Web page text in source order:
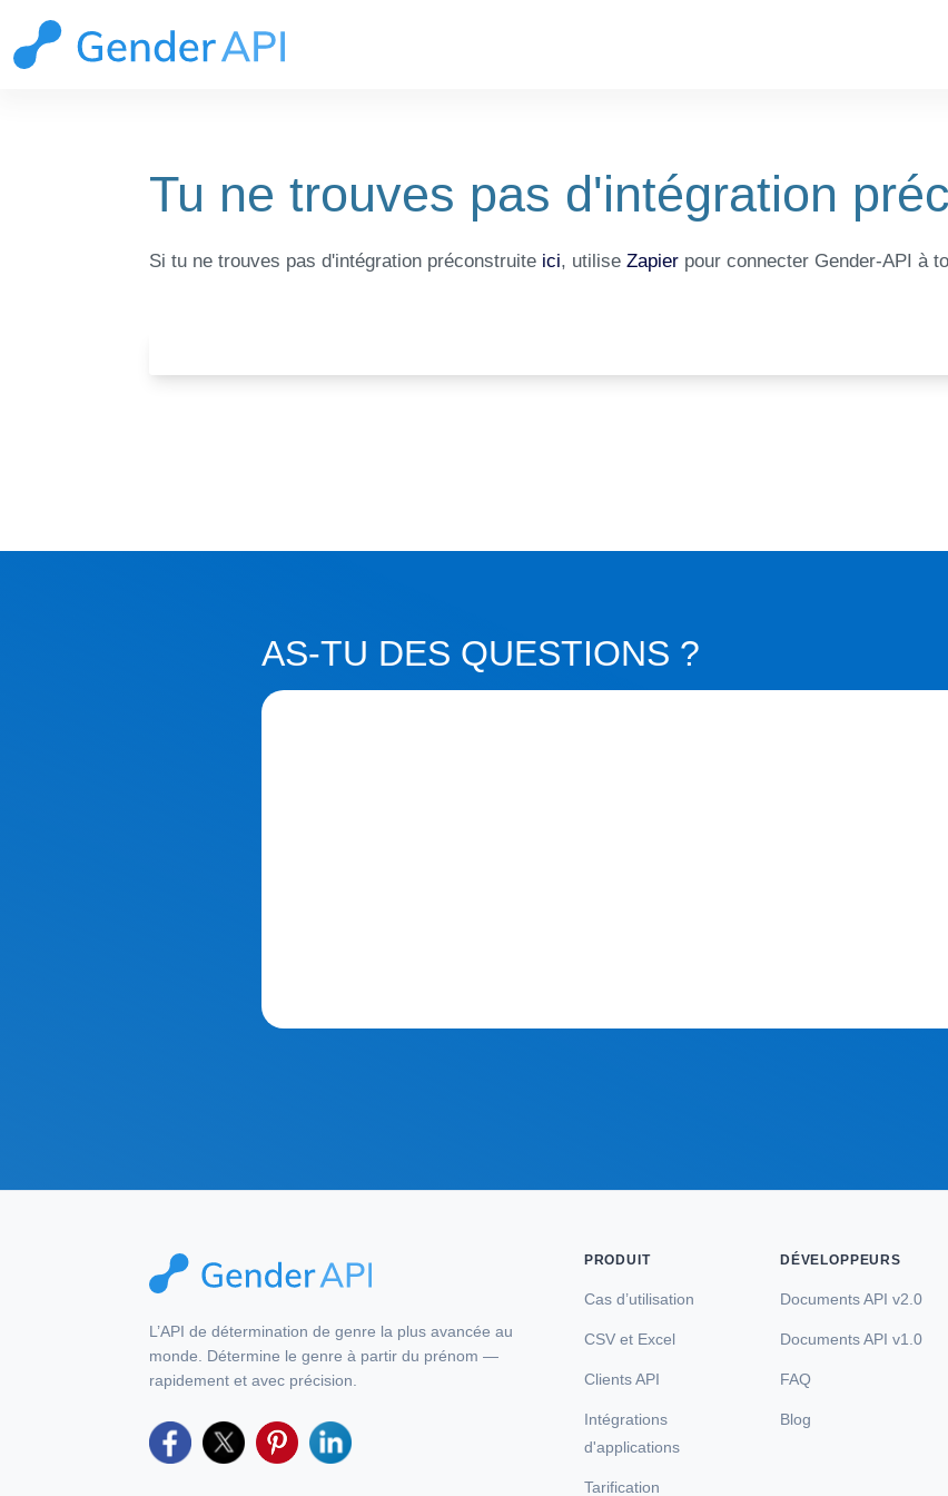
Tu ne trouves pas d'intégration
Si tu ne trouves pas d'intégration préconstruite ici, utiliseZapier pour connecter Gender-API à
AS-TU DES QUESTIONS ?
L’API de détermination de genre la plus avancée au
monde. Détermine le genre à partir du prénom —
rapidement et avec précision.
PRODUIT
Cas d’utilisation
CSV et Excel
Clients API
Intégrations
d'applications
Tarification
DÉVELOPPEURS
Documents API v2.0
Documents API v1.0
FAQ
Blog